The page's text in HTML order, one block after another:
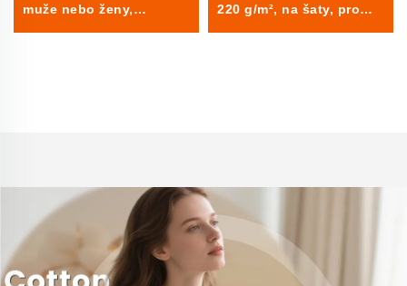
muže nebo ženy,
220 g/m², na šaty, pro